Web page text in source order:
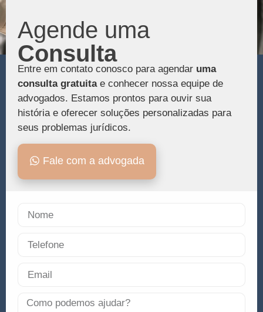
Agende uma
Consulta
Entre em contato conosco para agendar uma
consulta gratuitae conhecer nossa equipe de
advogados. Estamos prontos para ouvir sua
história e oferecer soluções personalizadas para
seus problemas jurídicos.
Fale com a advogada